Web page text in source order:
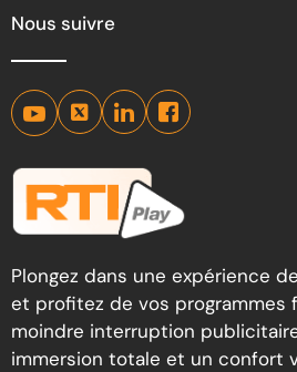
Nous suivre
Plongez dans une expérience
et profitez de vos programmes
moindre interruption
immersion totale et un confort